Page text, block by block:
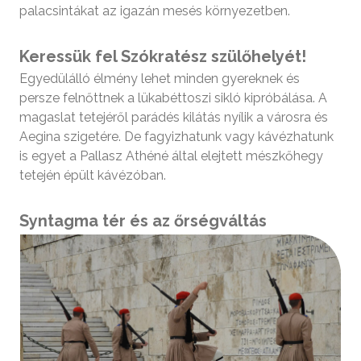
palacsintákat az igazán mesés környezetben.
Keressük fel Szókratész szülőhelyét!
Egyedülálló élmény lehet minden gyereknek és
persze felnőttnek a lükabéttoszi sikló kipróbálása. A
magaslat tetejéről parádés kilátás nyílik a városra és
Aegina szigetére. De fagyizhatunk vagy kávézhatunk
is egyet a Pallasz Athéné által elejtett mészkőhegy
tetején épült kávézóban.
Syntagma tér és az őrségváltás